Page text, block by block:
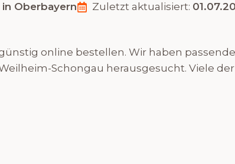
Oberbayern Zuletzt aktualisiert:
online bestellen. Wir haben
Schongau herausgesucht. Viele